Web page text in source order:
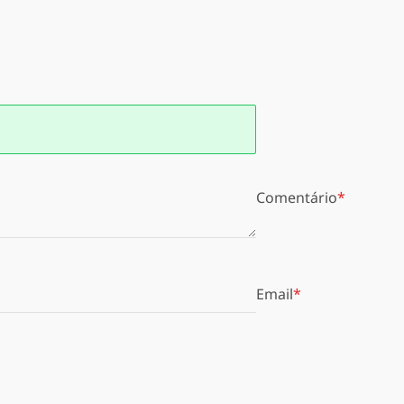
Comentário
Email